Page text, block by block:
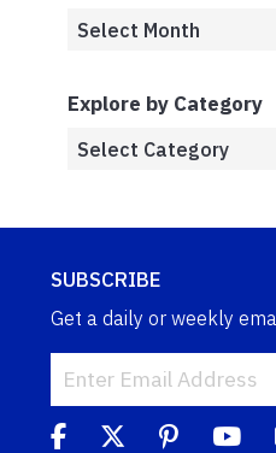
Explore by Category
SUBSCRIBE
Get a daily or weekly